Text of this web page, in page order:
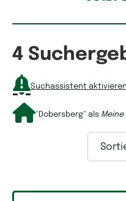
4
Suchassistent aktivieren
"Dobersberg" als Meine